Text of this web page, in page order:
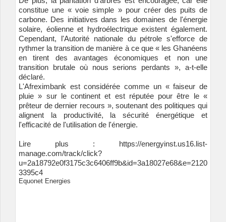
constitue une « voie simple » pour créer des puits de
carbone. Des initiatives dans les domaines de l'énergie
solaire, éolienne et hydroélectrique existent également.
Cependant, l'Autorité nationale du pétrole s'efforce de
rythmer la transition de manière à ce que « les Ghanéens
en tirent des avantages économiques et non une
transition brutale où nous serions perdants », a-t-elle
déclaré.
L'Afreximbank est considérée comme un « faiseur de
pluie » sur le continent et est réputée pour être le «
prêteur de dernier recours », soutenant des politiques qui
alignent la productivité, la sécurité énergétique et
l'efficacité de l'utilisation de l'énergie.
Lire plus : https://energyinst.us16.list-
manage.com/track/click?
u=2a18792e0f3175c3c6406ff9b&id=3a18027e68&e=2120
3395c4
Equonet Energies